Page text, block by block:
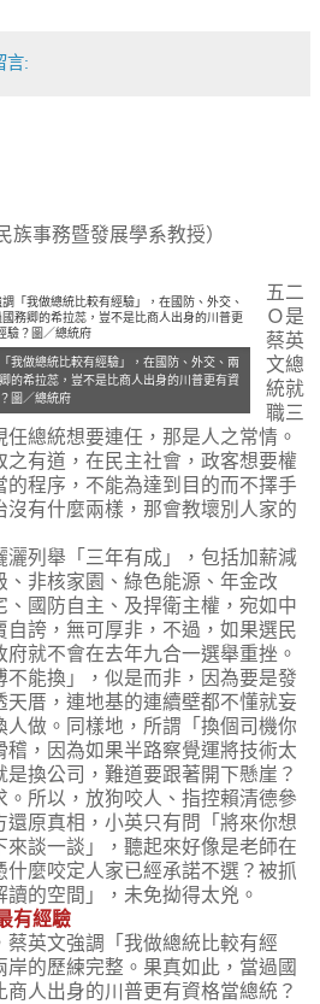
言:
族事務暨發展學系教授）
我做總統比較有經驗」，在國防、外交、兩
的希拉蕊，豈不是比商人出身的川普更有資
圖／總統府
五二
Ｏ是
蔡英
文總
統就
職三
總統想要連任，那是人之常情。
之有道，在民主社會，政客想要權
程序，不能為達到目的而不擇手
有什麼兩樣，那會教壞別人家的
灑列舉「三年有成」，包括加薪減
非核家園、綠色能源、年金改
國防自主、及捍衛主權，宛如中
自誇，無可厚非，不過，如果選民
就不會在去年九合一選舉重挫。
不能換」，似是而非，因為要是發
厝，連地基的連續壁都不懂就妄
做。同樣地，所謂「換個司機你
，因為如果半路察覺運將技術太
換公司，難道要跟著開下懸崖？
。所以，放狗咬人、指控賴清德參
原真相，小英只有問「將來你想
談一談」，聽起來好像是老師在
什麼咬定人家已經承諾不選？被抓
的空間」，未免拗得太兇。
有經驗
英文強調「我做總統比較有經
的歷練完整。果真如此，當過國
人出身的川普更有資格當總統？